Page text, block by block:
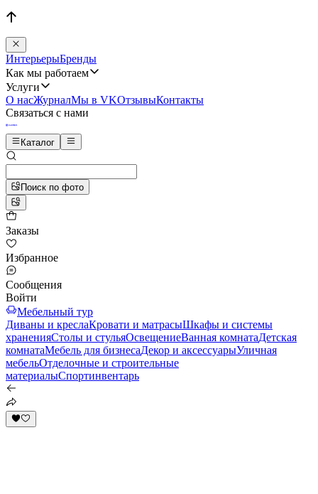
ИнтерьерыБренды
Как мы работаем
Услуги
О насЖурналМы в VKОтзывыКонтакты
Связаться с нами
Каталог
Поиск по фото
Заказы
Избранное
Сообщения
Войти
Мебельный тур
Диваны и креслаКровати и матрасыШкафы и системы
храненияСтолы и стульяОсвещениеВанная комнатаДетская
комнатаМебель для бизнесаДекор и аксессуарыУличная
мебельОтделочные и строительные
материалыСпортинвентарь